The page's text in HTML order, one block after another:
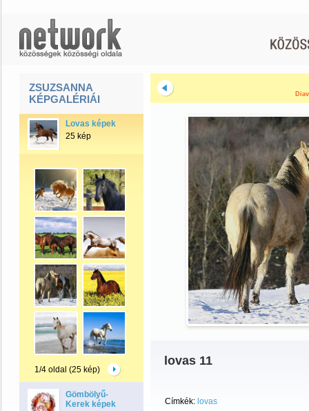
ZSUZSANNA
KÉPGALÉRIÁI
Lovas képek
25 kép
1/4 oldal (25 kép)
Gömbölyű-
Kerek képek
lovas 11
Címkék: lovas